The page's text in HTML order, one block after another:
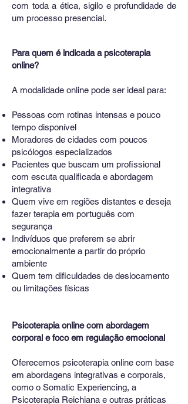
com toda a ética, sigilo e profundidade de
um processo presencial.
Para quem é indicada a psicoterapia
online?
A modalidade online pode ser ideal para:
Pessoas com rotinas intensas e pouco
tempo disponível
Moradores de cidades com poucos
psicólogos especializados
Pacientes que buscam um profissional
com escuta qualificada e abordagem
integrativa
Quem vive em regiões distantes e deseja
fazer terapia em português com
segurança
Indivíduos que preferem se abrir
emocionalmente a partir do próprio
ambiente
Quem tem dificuldades de deslocamento
ou limitações físicas
Psicoterapia online com abordagem
corporal e foco em regulação emocional
Oferecemos psicoterapia online com base
em abordagens integrativas e corporais,
como o Somatic Experiencing, a
Psicoterapia Reichiana e outras práticas